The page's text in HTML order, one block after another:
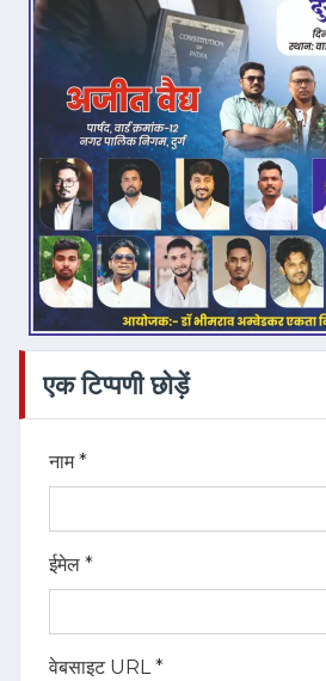
एक टिप्पणी छोड़ें
नाम *
ईमेल *
वेबसाइट URL *